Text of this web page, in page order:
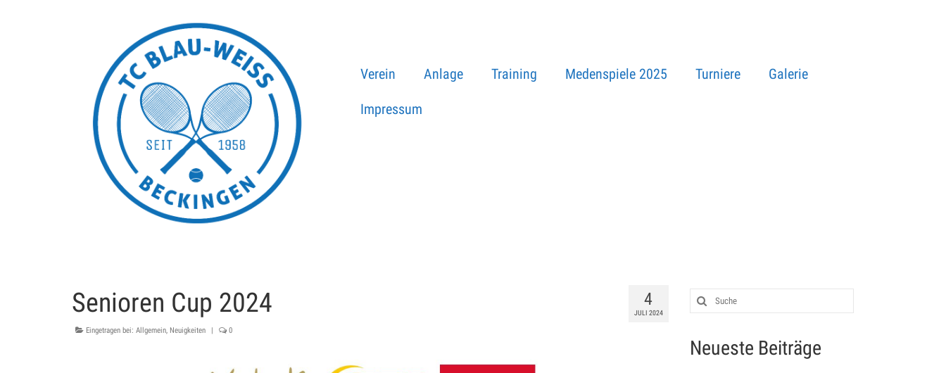
Verein Anlage Training Medenspiele 2025 Turniere Galerie
Impressum
4
JULI 2024
Senioren Cup 2024
Eingetragen bei: Allgemein, Neuigkeiten | 0
Neueste Beiträge